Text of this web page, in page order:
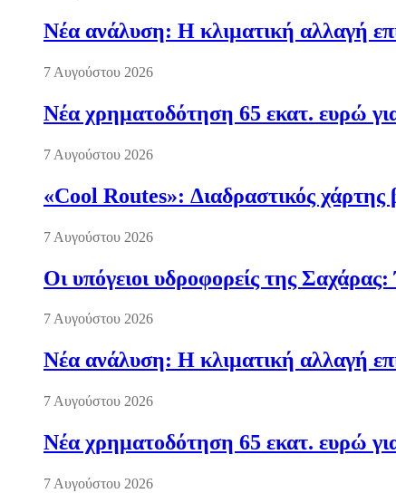
Νέα ανάλυση: Η κλιματική αλλαγή
7 Αυγούστου 2026
Νέα χρηματοδότηση 65 εκατ. ευρώ
7 Αυγούστου 2026
«Cool Routes»: Διαδραστικός χάρτης
7 Αυγούστου 2026
Οι υπόγειοι υδροφορείς της
7 Αυγούστου 2026
Νέα ανάλυση: Η κλιματική αλλαγή
7 Αυγούστου 2026
Νέα χρηματοδότηση 65 εκατ. ευρώ
7 Αυγούστου 2026